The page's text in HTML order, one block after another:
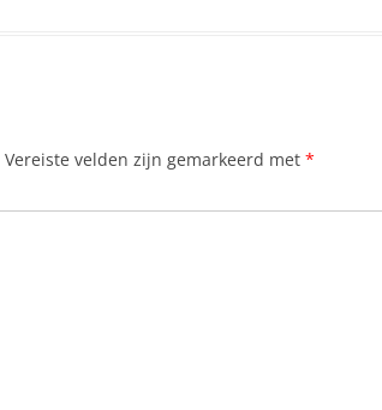
Vereiste velden zijn gemarkeerd met *